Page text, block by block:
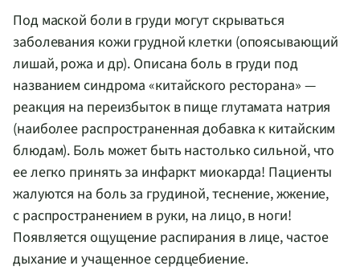
Под маской боли в груди могут скрываться
заболевания кожи грудной клетки (опоясывающий
лишай, рожа и др). Описана боль в груди под
названием синдрома «китайского ресторана» —
реакция на переизбыток в пище глутамата натрия
(наиболее распространенная добавка к китайским
блюдам). Боль может быть настолько сильной, что
ее легко принять за инфаркт миокарда! Пациенты
жалуются на боль за грудиной, теснение, жжение,
с распространением в руки, на лицо, в ноги!
Появляется ощущение распирания в лице, частое
дыхание и учащенное сердцебиение.